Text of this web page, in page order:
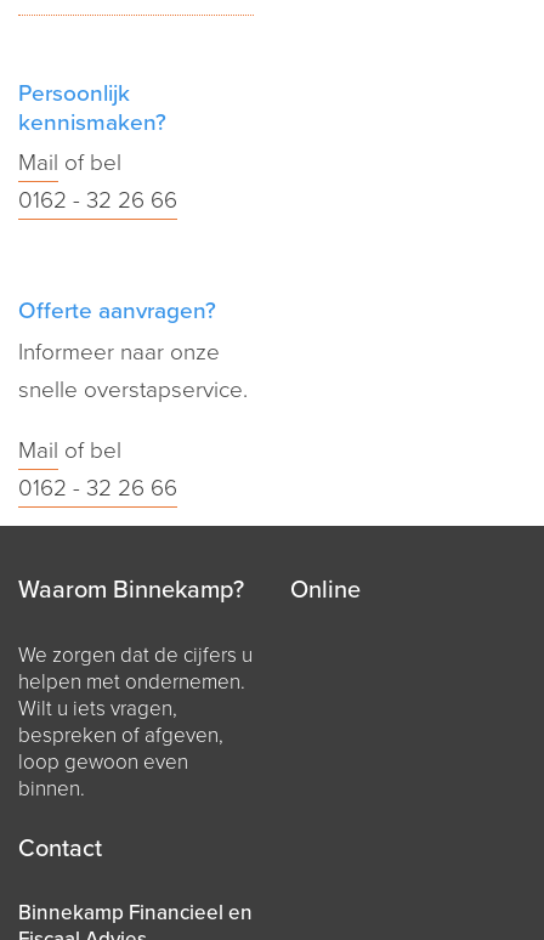
Persoonlijk
kennismaken?
Mail of bel
0162 - 32 26 66
Offerte aanvragen?
Informeer naar onze
snelle overstapservice.
Mail of bel
0162 - 32 26 66
Waarom Binnekamp?
We zorgen dat de cijfers u
helpen met ondernemen.
Wilt u iets vragen,
bespreken of afgeven,
loop gewoon even
binnen.
Online
Contact
Binnekamp Financieel en